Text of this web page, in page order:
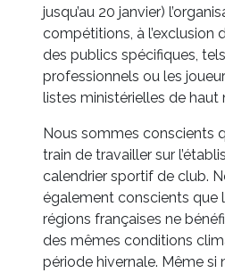
jusqu’au 20 janvier)
compétitions, à l’exclusion
des publics spécifiques,
professionnels ou les
listes ministérielles de haut
Nous sommes conscients
train de travailler sur
calendrier sportif de club.
également conscients que
régions françaises ne
des mêmes conditions
période hivernale. Même